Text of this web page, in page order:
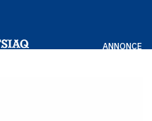
ANNONCE